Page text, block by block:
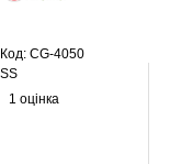
Код: CG-4050
SS
1 оцінка